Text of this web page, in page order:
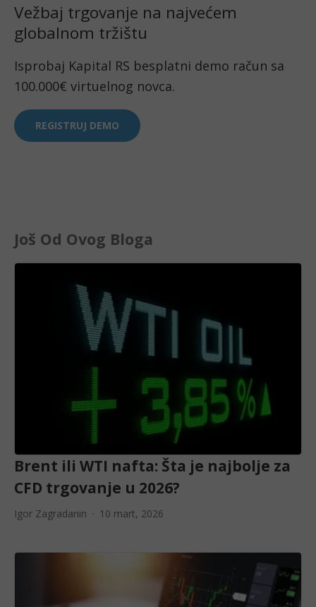
Vežbaj trgovanje na najvećem
globalnom tržištu
Isprobaj Kapital RS besplatni demo račun sa
100.000€ virtuelnog novca.
REGISTRUJ DEMO
Još Od Ovog Bloga
Brent ili WTI nafta: Šta je najbolje za
CFD trgovanje u 2026?
Igor Zagradanin 10 mart, 2026